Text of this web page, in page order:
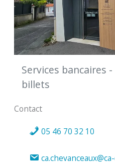
Services bancaires
billets
Contact
05 46 70 32 10